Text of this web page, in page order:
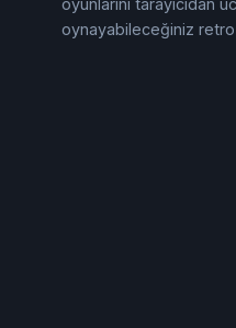
oyunlarını tarayıcıdan
oynayabileceğiniz